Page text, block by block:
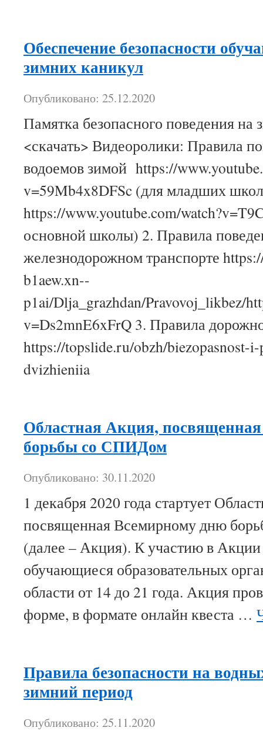
Обеспечение безопасности
зимних каникул
Опубликовано: 25.12.2020
Памятка безопасного поведения на
<скачать> Видеоролики: Правила
водоемов зимой https://
v=59Mb4x8DFSc (для младших
https://www.youtube.com/
основной школы) 2. Правила
железнодорожном транспорте
b1aew.xn--
p1ai/Dlja_grazhdan/Pravovoj_likbez/
v=Ds2mnE6xFrQ 3. Правила
https://topslide.ru/obzh/biezopasnost-
dvizhieniia
Областная Акция,
борьбы со СПИДом
Опубликовано: 30.11.2020
1 декабря 2020 года стартует
посвященная Всемирному дню
(далее – Акция). К участию в
обучающиеся образовательных
области от 14 до 21 года. Акция
форме, в формате онлайн квеста …
Правила безопасности на
зимний период
Опубликовано: 25.11.2020